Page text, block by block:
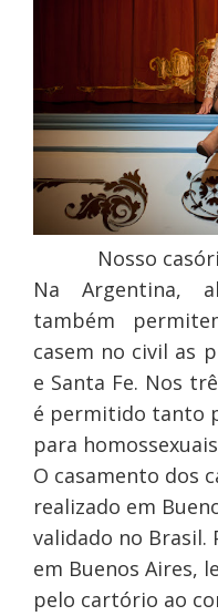
Nosso
Na Argentina,
também
casem no civil as
e Santa Fe. Nos
é permitido tanto
para
O casamento dos
realizado em
validado no Brasil.
em Buenos Aires,
pelo cartório ao